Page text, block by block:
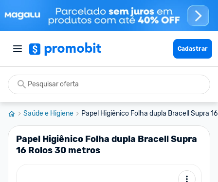
Cadastrar
Saúde e Higiene Papel Higiênico Folha dupla Bracell Supra
Papel Higiênico Folha dupla Bracell Supra
16 Rolos 30 metros